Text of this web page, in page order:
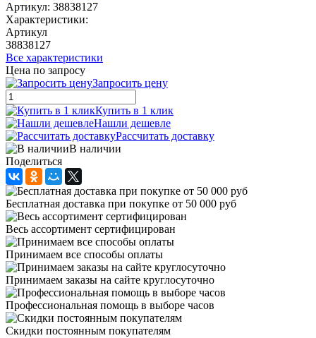
Артикул: 38838127
Характеристики:
Артикул
38838127
Все характеристики
Цена по запросу
Запросить цену
Купить в 1 клик
Нашли дешевле
Рассчитать доставку
В наличии
Поделиться
Бесплатная доставка при покупке от 50 000 руб
Весь ассортимент сертифицирован
Принимаем все способы оплаты
Принимаем заказы на сайте круглосуточно
Профессиональная помощь в выборе часов
Скидки постоянным покупателям